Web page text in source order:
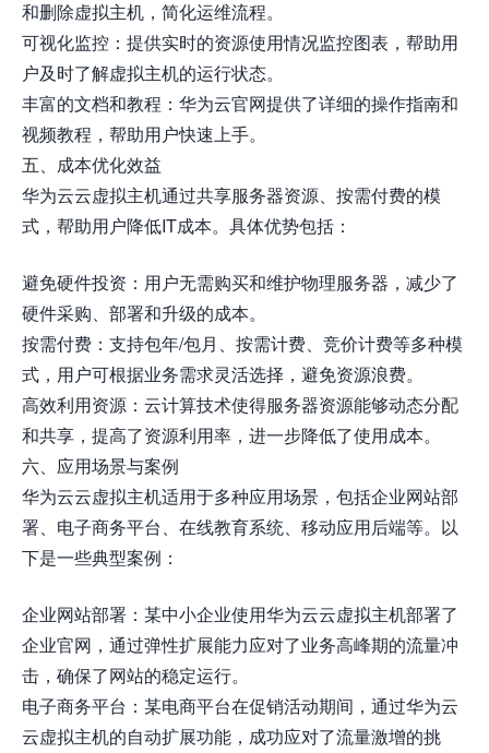
和删除虚拟主机，简化运维流程。
可视化监控：提供实时的资源使用情况监控图表，帮助用
户及时了解虚拟主机的运行状态。
丰富的文档和教程：华为云官网提供了详细的操作指南和
视频教程，帮助用户快速上手。
五、成本优化效益
华为云云虚拟主机通过共享服务器资源、按需付费的模
式，帮助用户降低IT成本。具体优势包括：
避免硬件投资：用户无需购买和维护物理服务器，减少了
硬件采购、部署和升级的成本。
按需付费：支持包年/包月、按需计费、竞价计费等多种模
式，用户可根据业务需求灵活选择，避免资源浪费。
高效利用资源：云计算技术使得服务器资源能够动态分配
和共享，提高了资源利用率，进一步降低了使用成本。
六、应用场景与案例
华为云云虚拟主机适用于多种应用场景，包括企业网站部
署、电子商务平台、在线教育系统、移动应用后端等。以
下是一些典型案例：
企业网站部署：某中小企业使用华为云云虚拟主机部署了
企业官网，通过弹性扩展能力应对了业务高峰期的流量冲
击，确保了网站的稳定运行。
电子商务平台：某电商平台在促销活动期间，通过华为云
云虚拟主机的自动扩展功能，成功应对了流量激增的挑